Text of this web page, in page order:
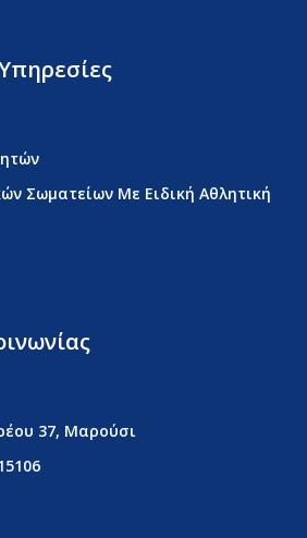
37, Μαρούσι
Σωματείων Με Ειδική Αθλητική